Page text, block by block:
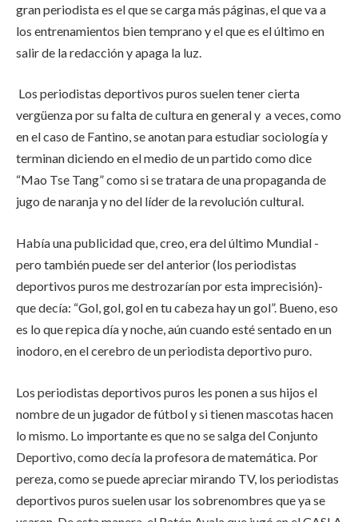
gran periodista es el que se carga más páginas, el que va a
los entrenamientos bien temprano y el que es el último en
salir de la redacción y apaga la luz.
Los periodistas deportivos puros suelen tener cierta
vergüenza por su falta de cultura en general y a veces, como
en el caso de Fantino, se anotan para estudiar sociología y
terminan diciendo en el medio de un partido como dice
“Mao Tse Tang” como si se tratara de una propaganda de
jugo de naranja y no del líder de la revolución cultural.
Había una publicidad que, creo, era del último Mundial -
pero también puede ser del anterior (los periodistas
deportivos puros me destrozarían por esta imprecisión)-
que decía: “Gol, gol, gol en tu cabeza hay un gol”. Bueno, eso
es lo que repica día y noche, aún cuando esté sentado en un
inodoro, en el cerebro de un periodista deportivo puro.
Los periodistas deportivos puros les ponen a sus hijos el
nombre de un jugador de fútbol y si tienen mascotas hacen
lo mismo. Lo importante es que no se salga del Conjunto
Deportivo, como decía la profesora de matemática. Por
pereza, como se puede apreciar mirando TV, los periodistas
deportivos puros suelen usar los sobrenombres que ya se